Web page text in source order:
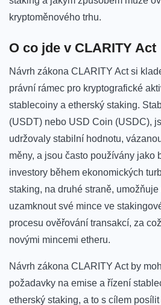
kryptoměnového trhu.
O co jde v CLARITY ⁣Act
Návrh zákona CLARITY Act si
‍právní rámec pro kryptografické
stablecoiny a etherský staking.
(USDT) nebo USD Coin (USDC),
‍udržovaly stabilní hodnotu,⁤
měny, a jsou často používány‍ jako
investory během ekonomických
staking, na druhé straně,
uzamknout ⁣své mince⁤ ve
⁤procesu ověřování transakcí, za
novými mincemi etheru.
Návrh zákona CLARITY Act by
požadavky na emise a⁣ řízení
etherský staking,‌ a to s cílem